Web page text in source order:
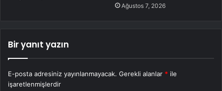
Ağustos 7, 2026
Bir yanıt yazın
E-posta adresiniz yayınlanmayacak. Gerekli alanlar * ile
işaretlenmişlerdir